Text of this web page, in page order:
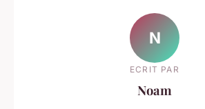
N
ECRIT PAR
Noam